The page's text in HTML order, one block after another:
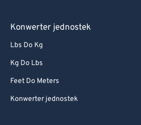
Konwerter jednostek
Lbs Do Kg
Kg Do Lbs
Feet Do Meters
Konwerter jednostek